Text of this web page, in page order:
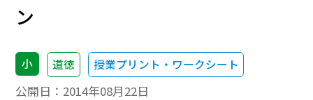
ン
小 道徳 授業プリント・ワークシート
公開日： 2014年08月22日